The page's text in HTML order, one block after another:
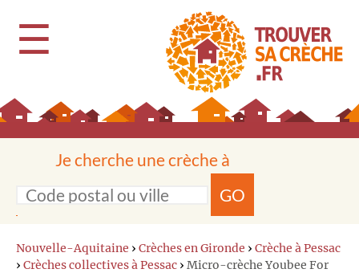
☰
Je cherche une crèche à
GO
Nouvelle-Aquitaine › Crèches en Gironde › Crèche à Pessac
› Crèches collectives à Pessac › Micro-crèche Youbee For